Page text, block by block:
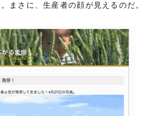
まさに、生産者の顔が見えるのだ。